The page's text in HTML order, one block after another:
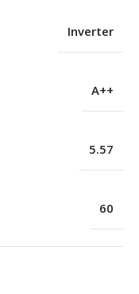
Inverter
A++
5.57
60